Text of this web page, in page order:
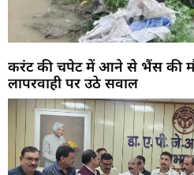
करंट की चपेट में आने से भैंस की
लापरवाही पर उठे सवाल